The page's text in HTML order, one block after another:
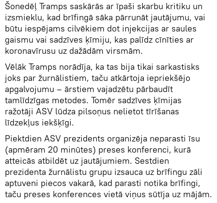
Šonedēļ Tramps saskārās ar īpaši skarbu kritiku un
izsmieklu, kad brīfingā sāka pārrunāt jautājumu, vai
būtu iespējams cilvēkiem dot injekcijas ar saules
gaismu vai sadzīves ķīmiju, kas palīdz cīnīties ar
koronavīrusu uz dažādām virsmām.
Vēlāk Tramps norādīja, ka tas bija tikai sarkastisks
joks par žurnālistiem, taču atkārtoja iepriekšējo
apgalvojumu – ārstiem vajadzētu pārbaudīt
tamlīdzīgas metodes. Tomēr sadzīves ķīmijas
ražotāji ASV lūdza pilsoņus nelietot tīrīšanas
līdzekļus iekšķīgi.
Piektdien ASV prezidents organizēja neparasti īsu
(apmēram 20 minūtes) preses konferenci, kurā
atteicās atbildēt uz jautājumiem. Sestdien
prezidenta žurnālistu grupu izsauca uz brīfingu zāli
aptuveni piecos vakarā, kad parasti notika brīfingi,
taču preses konferences vietā viņus sūtīja uz mājām.